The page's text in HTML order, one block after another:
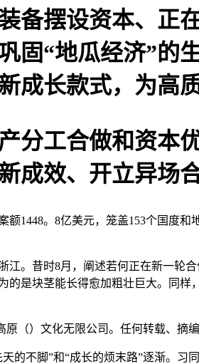
备摆设资本、正
固“地瓜经济”的
成长款式，为高
工合做和资本
成效、开立异场合
。8亿美元，笼盖153个国度和
昔时8月，阐述若何正在新一轮
是块茎能长得愈加粗壮巨大。同
）文化无限公司。任何转载、摘
不脚”和“成长的烦末路”逐渐。习